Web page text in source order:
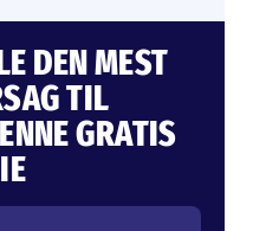
DEN MEST
TIL
GRATIS